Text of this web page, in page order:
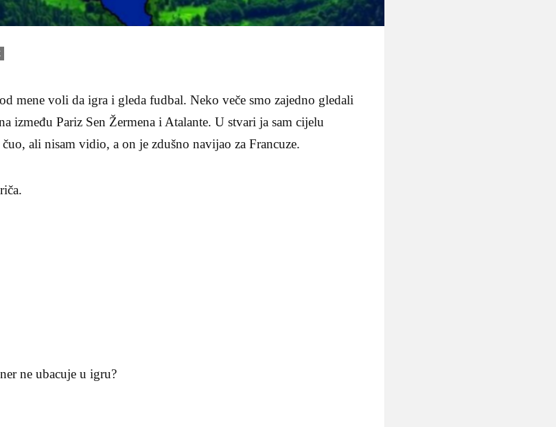
mene voli da igra i gleda fudbal. Neko veče smo zajedno gledali
između Pariz Sen Žermena i Atalante. U stvari ja sam cijelu
ali nisam vidio, a on je zdušno navijao za Francuze.
ne ubacuje u igru?